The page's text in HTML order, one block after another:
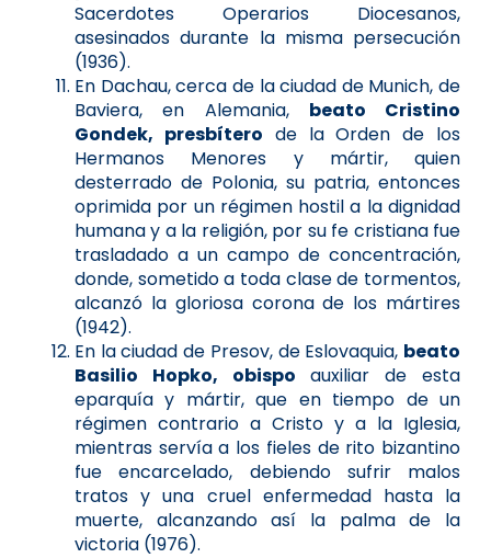
Sacerdotes Operarios Diocesanos,
asesinados durante la misma persecución
(1936).
En Dachau, cerca de la ciudad de Munich, de
Baviera, en Alemania, beato Cristino
Gondek, presbítero de la Orden de los
Hermanos Menores y mártir, quien
desterrado de Polonia, su patria, entonces
oprimida por un régimen hostil a la dignidad
humana y a la religión, por su fe cristiana fue
trasladado a un campo de concentración,
donde, sometido a toda clase de tormentos,
alcanzó la gloriosa corona de los mártires
(1942).
En la ciudad de Presov, de Eslovaquia, beato
Basilio Hopko, obispo auxiliar de esta
eparquía y mártir, que en tiempo de un
régimen contrario a Cristo y a la Iglesia,
mientras servía a los fieles de rito bizantino
fue encarcelado, debiendo sufrir malos
tratos y una cruel enfermedad hasta la
muerte, alcanzando así la palma de la
victoria (1976).